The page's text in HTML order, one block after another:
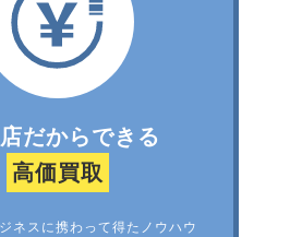
だからできる
高価買取
ネスに携わって得たノウハウ